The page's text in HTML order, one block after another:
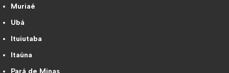
Muriaé
Ubá
Ituiutaba
Itaúna
Pará de Minas